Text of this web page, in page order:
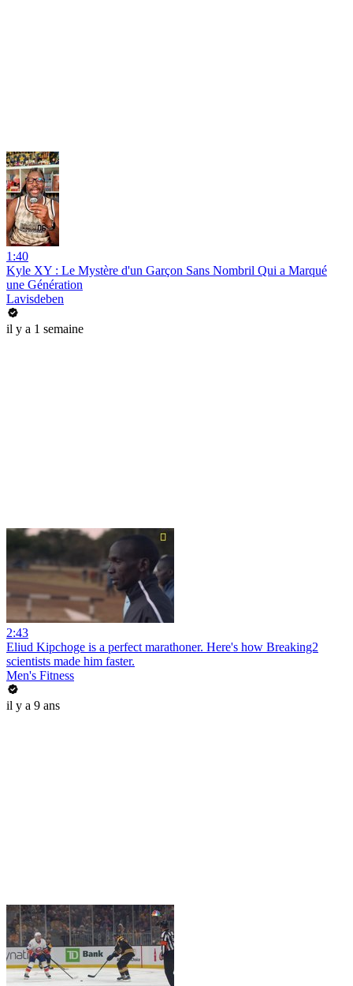
1:40
Kyle XY : Le Mystère d'un Garçon Sans Nombril Qui a Marqué
une Génération
Lavisdeben
il y a 1 semaine
2:43
Eliud Kipchoge is a perfect marathoner. Here's how Breaking2
scientists made him faster.
Men's Fitness
il y a 9 ans